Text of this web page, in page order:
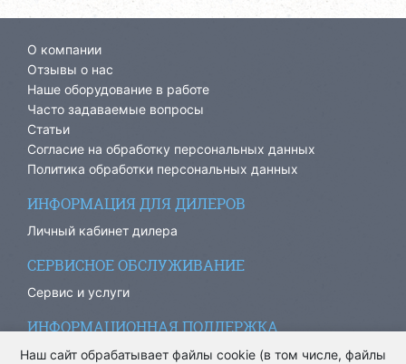
О компании
Отзывы о нас
Наше оборудование в работе
Часто задаваемые вопросы
Статьи
Согласие на обработку персональных данных
Политика обработки персональных данных
ИНФОРМАЦИЯ ДЛЯ ДИЛЕРОВ
Личный кабинет дилера
СЕРВИСНОЕ ОБСЛУЖИВАНИЕ
Сервис и услуги
ИНФОРМАЦИОННАЯ ПОДДЕРЖКА
info@ariacom.ru
Наш сайт обрабатывает файлы cookie (в том числе, файлы